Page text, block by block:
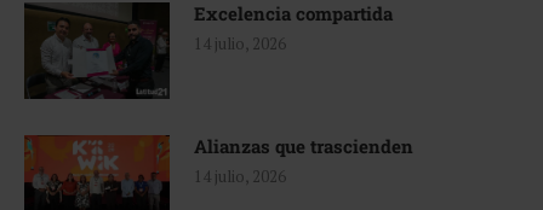
Excelencia compartida
14 julio, 2026
Alianzas que trascienden
14 julio, 2026